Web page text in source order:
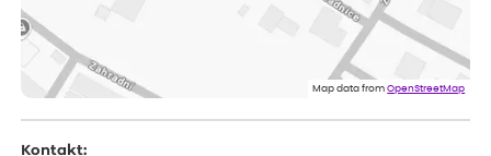
Rostliny byly v pořádku, dobře zabalené, celková spokojenost.
Doporučuji :). Spokojenost, stromky v pěkném stavu. Jediné, co
my chybělo, bylo komunikování nedostupného zboží před
Map data fromOpenStreetMap
Kontakt: